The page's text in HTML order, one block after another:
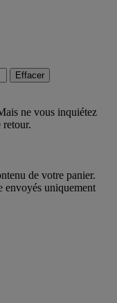
Effacer
ne vous inquiétez
retour.
de votre panier.
envoyés uniquement